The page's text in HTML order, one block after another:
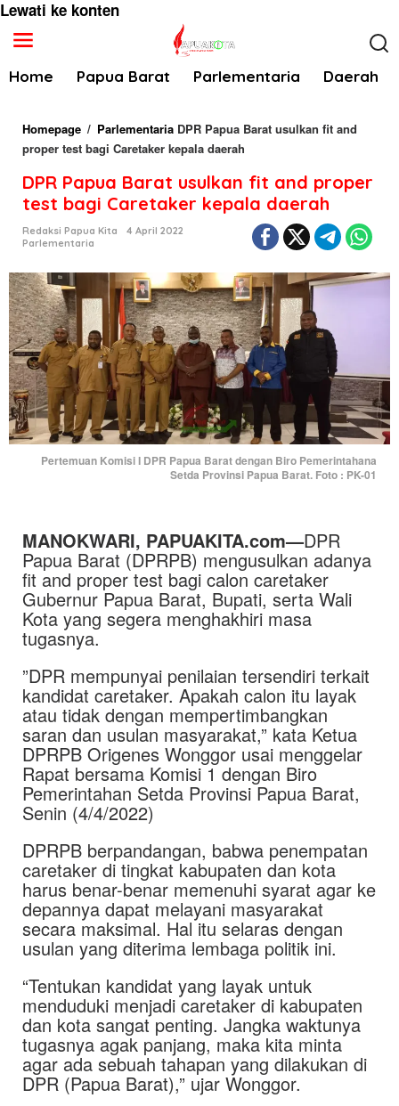
Lewati ke konten
Home Papua Barat Parlementaria Daerah
Homepage / Parlementaria DPR Papua Barat usulkan fit and
proper test bagi Caretaker kepala daerah
DPR Papua Barat usulkan fit and proper
test bagi Caretaker kepala daerah
Redaksi Papua Kita
4 April 2022
Parlementaria
Pertemuan Komisi I DPR Papua Barat dengan Biro Pemerintahana
Setda Provinsi Papua Barat. Foto : PK-01
MANOKWARI, PAPUAKITA.com—DPR
Papua Barat (DPRPB) mengusulkan adanya
fit and proper test bagi calon caretaker
Gubernur Papua Barat, Bupati, serta Wali
Kota yang segera menghakhiri masa
tugasnya.
”DPR mempunyai penilaian tersendiri terkait
kandidat caretaker. Apakah calon itu layak
atau tidak dengan mempertimbangkan
saran dan usulan masyarakat,” kata Ketua
DPRPB Origenes Wonggor usai menggelar
Rapat bersama Komisi 1 dengan Biro
Pemerintahan Setda Provinsi Papua Barat,
Senin (4/4/2022)
DPRPB berpandangan, babwa penempatan
caretaker di tingkat kabupaten dan kota
harus benar-benar memenuhi syarat agar ke
depannya dapat melayani masyarakat
secara maksimal. Hal itu selaras dengan
usulan yang diterima lembaga politik ini.
“Tentukan kandidat yang layak untuk
menduduki menjadi caretaker di kabupaten
dan kota sangat penting. Jangka waktunya
tugasnya agak panjang, maka kita minta
agar ada sebuah tahapan yang dilakukan di
DPR (Papua Barat),” ujar Wonggor.